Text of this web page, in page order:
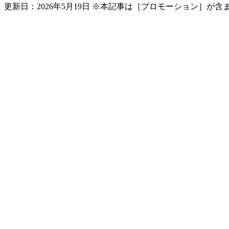
更新日： 2026年5月19日 ※本記事は［プロモーション］が含